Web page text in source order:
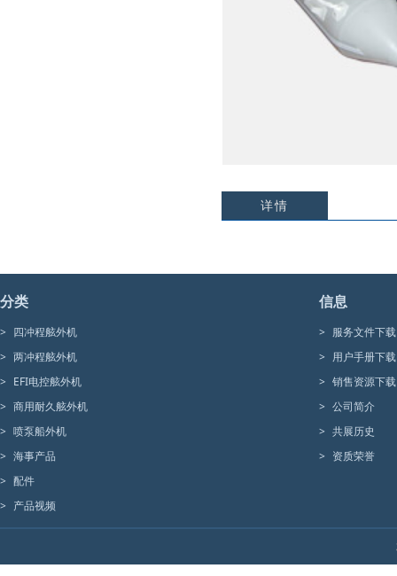
详情
分类
> 四冲程舷外机
> 两冲程舷外机
> EFI电控舷外机
> 商用耐久舷外机
> 喷泵船外机
> 海事产品
> 配件
> 产品视频
信息
> 服务文件下载
> 用户手册下载
> 销售资源下载
> 公司简介
> 共展历史
> 资质荣誉